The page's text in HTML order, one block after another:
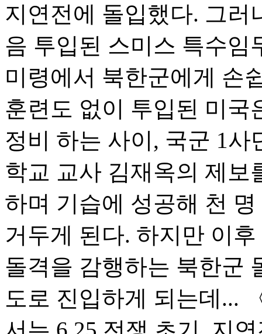
지연전에 돌입했다. 그러
음 투입된 스미스 특수임
미령에서 북한군에게 손
훈련도 없이 투입된 미국
정비 하는 사이, 국군 1
학교 교사 김재옥의 제보
하며 기습에 성공해 천
거두게 된다. 하지만 이
돌격을 감행하는 북한군
도로 진입하게 되는데...